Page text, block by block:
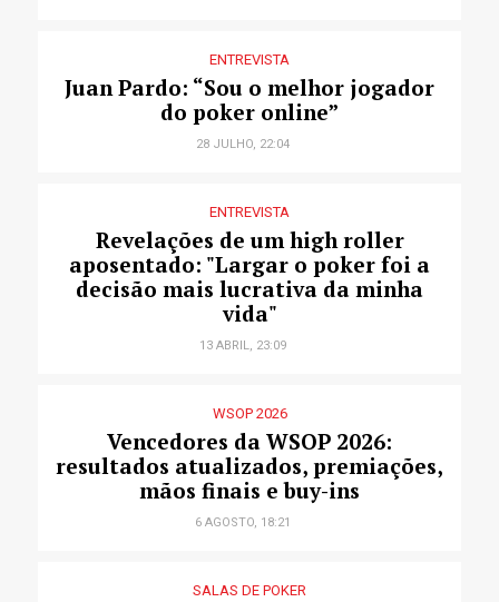
ENTREVISTA
Juan Pardo: “Sou o melhor jogador
do poker online”
28 JULHO, 22:04
ENTREVISTA
Revelações de um high roller
aposentado: "Largar o poker foi a
decisão mais lucrativa da minha
vida"
13 ABRIL, 23:09
WSOP 2026
Vencedores da WSOP 2026:
resultados atualizados, premiações,
mãos finais e buy-ins
6 AGOSTO, 18:21
SALAS DE POKER